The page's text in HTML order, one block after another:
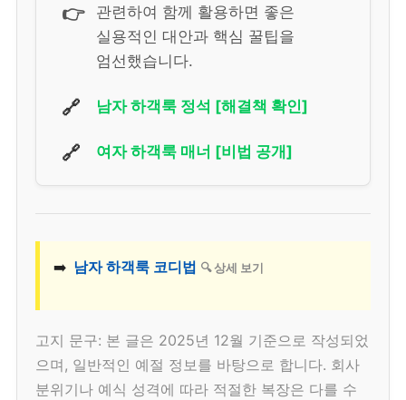
👉
관련하여 함께 활용하면 좋은
실용적인 대안과 핵심 꿀팁을
엄선했습니다.
🔗 남자 하객룩 정석 [해결책 확인]
🔗 여자 하객룩 매너 [비법 공개]
➡️ 남자 하객룩 코디법 🔍 상세 보기
고지 문구: 본 글은 2025년 12월 기준으로 작성되었
으며, 일반적인 예절 정보를 바탕으로 합니다. 회사
분위기나 예식 성격에 따라 적절한 복장은 다를 수